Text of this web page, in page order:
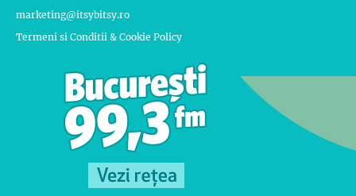
marketing@itsybitsy.ro
Termeni si Conditii & Cookie Policy